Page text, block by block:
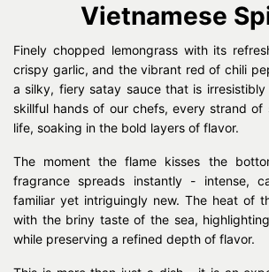
Vietnamese
Finely chopped lemongrass with its
crispy garlic, and the vibrant red of chili
a silky, fiery satay sauce that is
skillful hands of our chefs, every strand of
life, soaking in the bold layers of flavor.
The moment the flame kisses the
fragrance spreads instantly - intense,
familiar yet intriguingly new. The heat of
with the briny taste of the sea,
while preserving a refined depth of flavor.